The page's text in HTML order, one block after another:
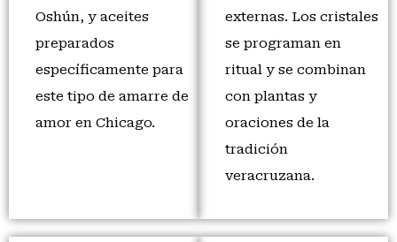
Oshún, y aceites
preparados
específicamente para
este tipo de amarre de
amor en Chicago.
externas. Los cristales
se programan en
ritual y se combinan
con plantas y
oraciones de la
tradición
veracruzana.